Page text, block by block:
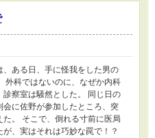
、ある日、手に怪我をした男の
外科ではないのに、なぜか内科
診察室は騒然とした。 同じ日の
会に佐野が参加したところ、突
た。 そこで、倒れる寸前に医局
が、実はそれは巧妙な罠で！？